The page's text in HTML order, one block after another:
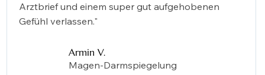
Arztbrief und einem super gut aufgehobenen
Gefühl verlassen."
Armin V.
Magen-Darmspiegelung